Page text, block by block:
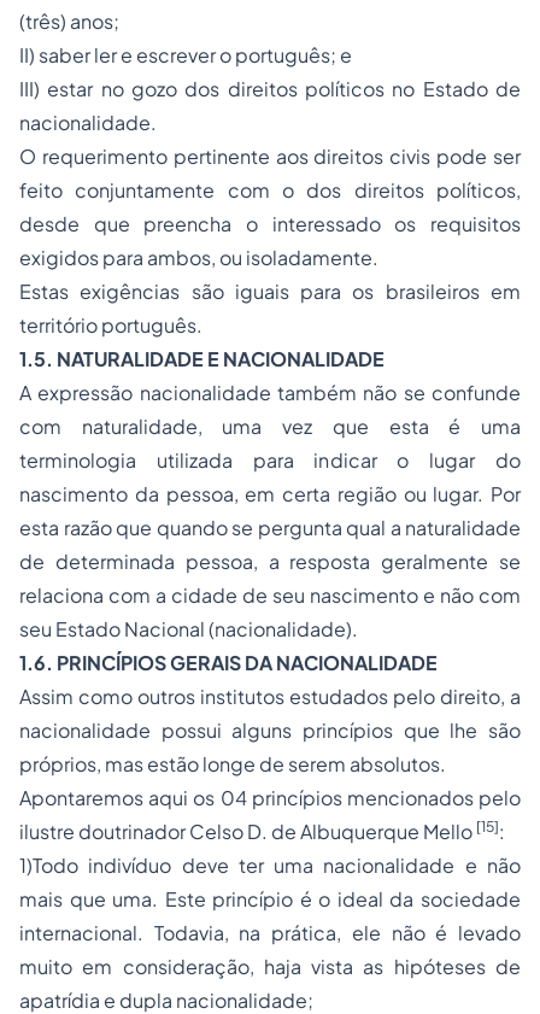
(três) anos;
II) saber ler e escrever o português; e
III) estar no gozo dos direitos políticos no Estado de
nacionalidade.
O requerimento pertinente aos direitos civis pode ser
feito conjuntamente com o dos direitos políticos,
desde que preencha o interessado os requisitos
exigidos para ambos, ou isoladamente.
Estas exigências são iguais para os brasileiros em
território português.
1.5. NATURALIDADE E NACIONALIDADE
A expressão nacionalidade também não se confunde
com naturalidade, uma vez que esta é uma
terminologia utilizada para indicar o lugar do
nascimento da pessoa, em certa região ou lugar. Por
esta razão que quando se pergunta qual a naturalidade
de determinada pessoa, a resposta geralmente se
relaciona com a cidade de seu nascimento e não com
seu Estado Nacional (nacionalidade).
1.6. PRINCÍPIOS GERAIS DA NACIONALIDADE
Assim como outros institutos estudados pelo direito, a
nacionalidade possui alguns princípios que lhe são
próprios, mas estão longe de serem absolutos.
Apontaremos aqui os 04 princípios mencionados pelo
ilustre doutrinador Celso D. de Albuquerque Mello [15]:
1)Todo indivíduo deve ter uma nacionalidade e não
mais que uma. Este princípio é o ideal da sociedade
internacional. Todavia, na prática, ele não é levado
muito em consideração, haja vista as hipóteses de
apatrídia e dupla nacionalidade;